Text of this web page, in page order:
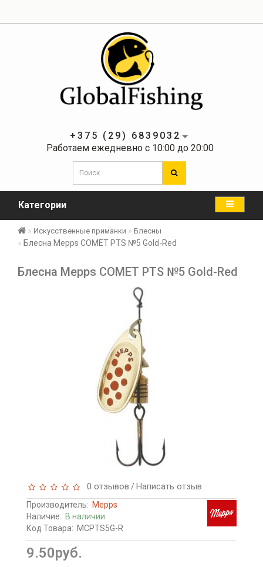
+375 (29) 6839032
Работаем ежедневно с 10:00 до 20:00
Категории
Искусственные приманки Блесны
Блесна Mepps COMET PTS №5 Gold-Red
Блесна Mepps COMET PTS №5 Gold-Red
0 отзывов /Написать отзыв
Производитель: Mepps
Наличие: В наличии
Код Товара: MCPTS5G-R
9.50руб.